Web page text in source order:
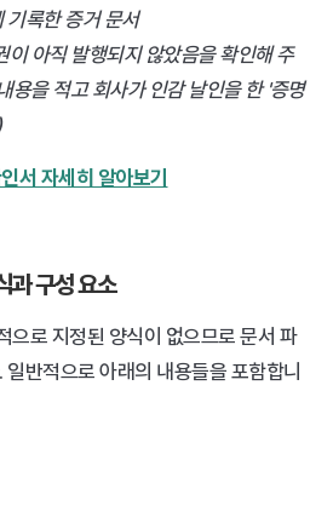
기록한 증거 문서
이 아직 발행되지 않았음을 확인해 주
용을 적고 회사가 인감 날인을 한 '증명
서 자세히 알아보기
과 구성 요소
으로 지정된 양식이 없으므로 문서 파
반적으로 아래의 내용들을 포함합니